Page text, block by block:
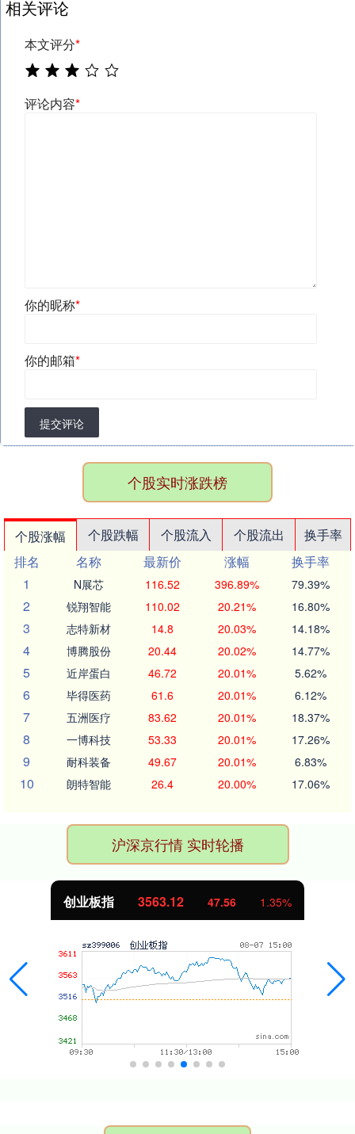
相关评论
本文评分*
评论内容*
你的昵称*
你的邮箱*
提交评论
个股实时涨跌榜
个股涨幅 个股跌幅 个股流入 个股流出
换手率
排名
名称 最新价 涨幅
换手率
1
N展芯 116.52 396.89% 79.39%
2 锐翔智能 110.02 20.21% 16.80%
3 志特新材 14.8 20.03% 14.18%
4 博腾股份 20.44 20.02% 14.77%
5 近岸蛋白 46.72 20.01% 5.62%
6 毕得医药 61.6 20.01% 6.12%
7 五洲医疗 83.62 20.01% 18.37%
8 一博科技 53.33 20.01% 17.26%
9 耐科装备 49.67 20.01% 6.83%
10 朗特智能 26.4 20.00% 17.06%
沪深京行情 实时轮播
创业板指 3563.12 47.56 1.35%